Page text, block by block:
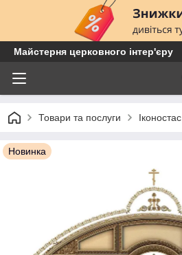
Майстерня церковного інтер'єру
Товари та послуги Іконостас
Новинка